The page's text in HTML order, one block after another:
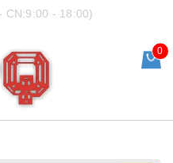
CN:9:00 - 18:00)
0